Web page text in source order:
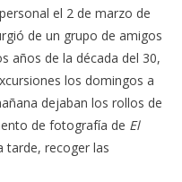
el 2 de marzo de
de un grupo de amigos
años de la década del 30,
los domingos a
dejaban los rollos de
de fotografía de El
tarde, recoger las